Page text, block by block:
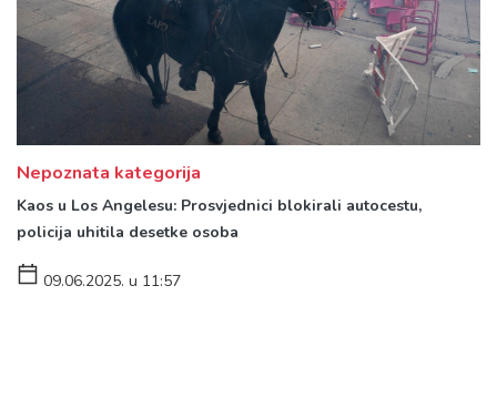
Nepoznata kategorija
Kaos u Los Angelesu: Prosvjednici blokirali autocestu,
policija uhitila desetke osoba
09.06.2025. u 11:57